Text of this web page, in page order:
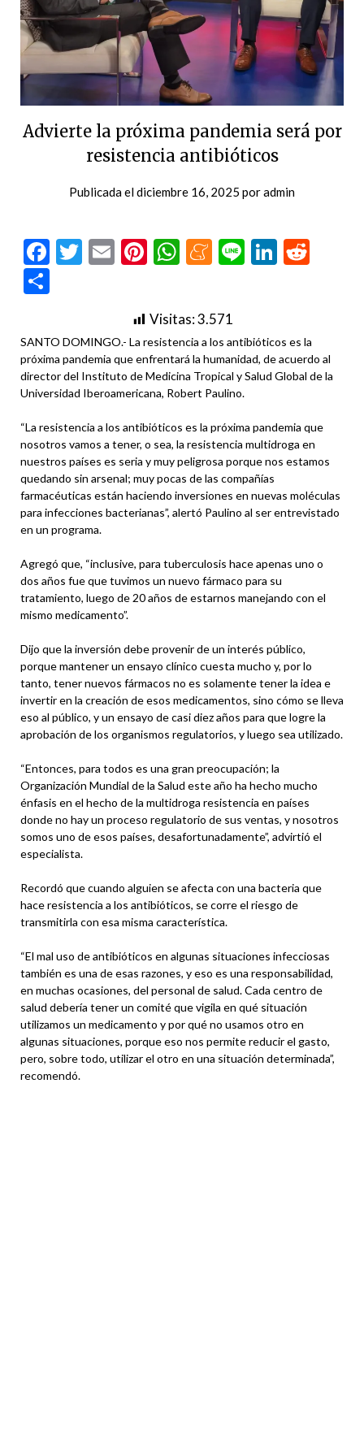
Advierte la próxima pandemia será por
resistencia antibióticos
Publicada eldiciembre 16, 2025 poradmin
Facebook
Twitter
EmailPinterest
WhatsApp
Meneame
Line
Visitas:3.571
SANTO DOMINGO.- La resistencia a los antibióticos es la
próxima pandemia que enfrentará la humanidad, de acuerdo al
director del Instituto de Medicina Tropical y Salud Global de la
Universidad Iberoamericana, Robert Paulino.
“La resistencia a los antibióticos es la próxima pandemia que
nosotros vamos a tener, o sea, la resistencia multidroga en
nuestros países es seria y muy peligrosa porque nos estamos
quedando sin arsenal; muy pocas de las compañías
farmacéuticas están haciendo inversiones en nuevas moléculas
para infecciones bacterianas”, alertó Paulino al ser entrevistado
en un programa.
Agregó que, “inclusive, para tuberculosis hace apenas uno o
dos años fue que tuvimos un nuevo fármaco para su
tratamiento, luego de 20 años de estarnos manejando con el
mismo medicamento”.
Dijo que la inversión debe provenir de un interés público,
porque mantener un ensayo clínico cuesta mucho y, por lo
tanto, tener nuevos fármacos no es solamente tener la idea e
invertir en la creación de esos medicamentos, sino cómo se lleva
eso al público, y un ensayo de casi diez años para que logre la
aprobación de los organismos regulatorios, y luego sea utilizado.
“Entonces, para todos es una gran preocupación; la
Organización Mundial de la Salud este año ha hecho mucho
énfasis en el hecho de la multidroga resistencia en países
donde no hay un proceso regulatorio de sus ventas, y nosotros
somos uno de esos países, desafortunadamente”, advirtió el
especialista.
Recordó que cuando alguien se afecta con una bacteria que
hace resistencia a los antibióticos, se corre el riesgo de
transmitirla con esa misma característica.
“El mal uso de antibióticos en algunas situaciones infecciosas
también es una de esas razones, y eso es una responsabilidad,
en muchas ocasiones, del personal de salud. Cada centro de
salud debería tener un comité que vigila en qué situación
utilizamos un medicamento y por qué no usamos otro en
algunas situaciones, porque eso nos permite reducir el gasto,
pero, sobre todo, utilizar el otro en una situación determinada”,
recomendó.